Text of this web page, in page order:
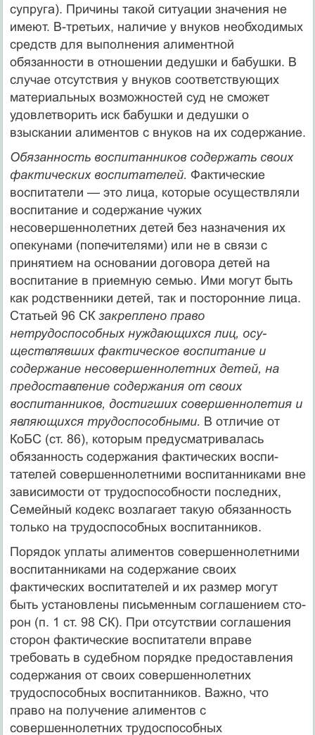
супруга). Причины такой ситуации значения не
имеют. В-третьих, наличие у внуков необходимых
средств для выполнения алиментной
обязанности в отношении дедушки и бабушки. В
случае отсутствия у внуков соответствующих
материальных возможностей суд не сможет
удовлетворить иск бабушки и дедушки о
взыскании алиментов с внуков на их содержание.
Обязанность воспитанников содержать своих
фактических воспитателей. Фактические
воспитатели — это лица, которые осуществляли
воспитание и содержание чужих
несовершеннолетних детей без назначения их
опекунами (попечителями) или не в связи с
принятием на основании договора детей на
воспитание в приемную семью. Ими могут быть
как родственники детей, так и посторонние лица.
Статьей 96 СК закреплено право
нетрудоспособных нуждающихся лиц, осу­
ществлявших фактическое воспитание и
содержание несо­вершеннолетних детей, на
предоставление содержания от своих
воспитанников, достигших совершеннолетия и
являющихся трудоспособными. В отличие от
КоБС (ст. 86), которым пре­дусматривалась
обязанность содержания фактических воспи­
тателей совершеннолетними воспитанниками вне
зависимости от трудоспособности последних,
Семейный кодекс возлагает та­кую обязанность
только на трудоспособных воспитанников.
Порядок уплаты алиментов совершеннолетними
воспитан­никами на содержание своих
фактических воспитателей и их размер могут
быть установлены письменным соглашением сто­
рон (п. 1 ст. 98 СК). При отсутствии соглашения
сторон факти­ческие воспитатели вправе
требовать в судебном порядке пре­доставления
содержания от своих совершеннолетних
трудоспо­собных воспитанников. Важно, что
право на получение али­ментов с
совершеннолетних трудоспособных